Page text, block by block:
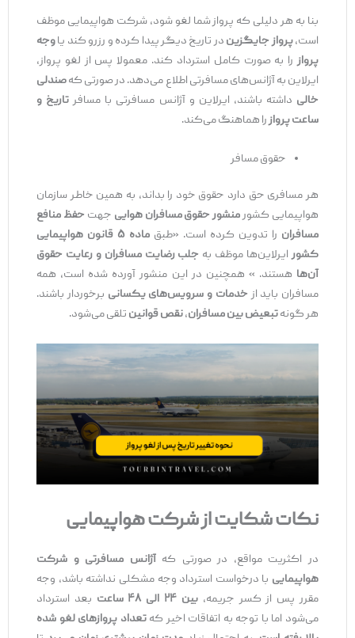
بنا به هر دلیلی که پرواز شما لغو شود، شرکت هواپیمایی موظف
است،پرواز جایگزیندر تاریخ دیگر پیدا کرده و رزرو کند یا وجه
پروازرا به صورت کامل استرداد کند. معمولا پس از لغو پرواز،
ایرلاین به آژانس‌های مسافرتی اطلاع می‌دهد. در صورتی کهصندلی
خالیداشته باشند، ایرلاین و آژانس مسافرتی با مسافرتاریخ و
ساعت پروازرا هماهنگ می‌کند.
حقوق مسافر
هر مسافری حق دارد حقوق خود را بداند، به همین خاطر سازمان
هواپیمایی کشورمنشور حقوق مسافران هواییجهتحفظ منافع
مسافرانرا تدوین کرده است. «طبق
ماده ۵ قانون هواپیمایی
کشورایرلاین‌ها موظف بهجلب رضایت مسافران و رعایت حقوق
آن‌هاهستند. » همچنین در این منشور آورده شده است، همه
مسافران باید ازخدمات و سرویس‌های یکسانیبرخوردار باشند.
هر گونهتبعیض بین مسافران،نقص قوانینتلقی می‌شود.
نکات شکایت از شرکت هواپیمایی
در اکثریت مواقع، در صورتی کهآژانس مسافرتی و شرکت
هواپیماییبا درخواست استرداد وجه مشکلی نداشته باشد، وجه
مقرر پس از کسر جریمه،بین ۲۴ الی ۴۸ ساعت
بعد استرداد
می‌شود اما با توجه به اتفاقات اخیر کهتعداد پروازهای لغو شده